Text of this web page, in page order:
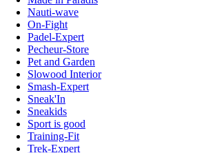
Nauti-wave
On-Fight
Padel-Expert
Pecheur-Store
Pet and Garden
Slowood Interior
Smash-Expert
Sneak'In
Sneakids
Sport is good
Training-Fit
Trek-Expert